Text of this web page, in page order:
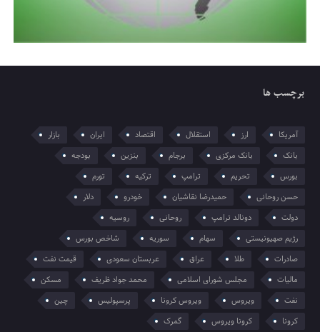
برچسب ها
آمریکا ارز استقلال اقتصاد ایران
بازار
بانک
بانک مرکزی برجام بنزین
بودجه
بورس
تحریم ترامپ ترکیه
تورم
حسن روحانی
حمیدرضا نقاشیان خودرو
دلار
دولت
دونالد ترامپ روحانی
روسیه
رژیم صهیونیستی
سهام سوریه
شاخص بورس
صادرات
طلا عراق عربستان سعودی
قیمت نفت
مالیات
مجلس شورای اسلامی محمد جواد ظریف
مسکن
نفت
ویروس ویروس کرونا پرسپولیس
چین
کرونا
کرونا ویروس گمرک